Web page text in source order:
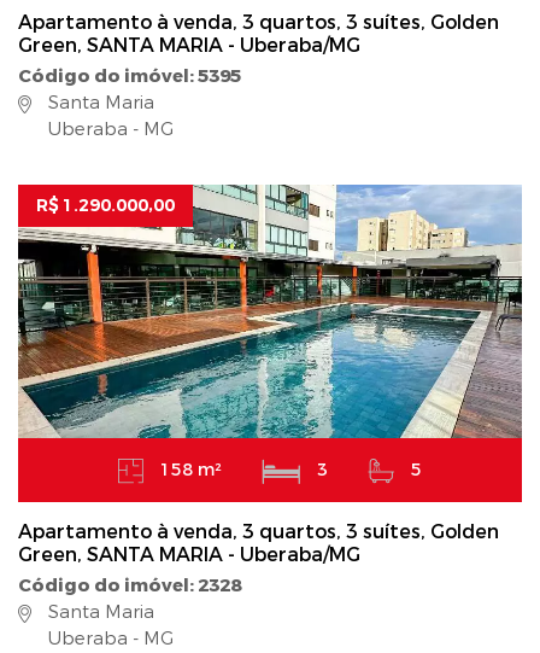
Apartamento à venda, 3 quartos, 3 suítes, Golden
Green, SANTA MARIA - Uberaba/MG
Código do imóvel: 5395
Santa Maria
Uberaba - MG
R$ 1.290.000,00
158 m² 3 5
Apartamento à venda, 3 quartos, 3 suítes, Golden
Green, SANTA MARIA - Uberaba/MG
Código do imóvel: 2328
Santa Maria
Uberaba - MG